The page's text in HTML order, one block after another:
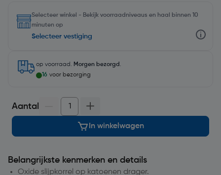
Selecteer winkel - Bekijk voorraadniveaus en haal binnen 10
minuten op
Selecteer vestiging
op voorraad. Morgen bezorgd .
16 voor bezorging
Aantal
In winkelwagen
Belangrijkste kenmerken en details
Oxide slijpkorrel op katoenen drager.